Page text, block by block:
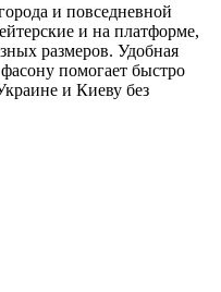
и повседневной
и на платформе,
размеров. Удобная
помогает быстро
и Киеву без